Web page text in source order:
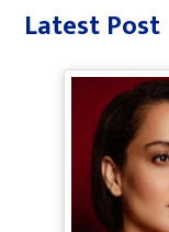
Latest Post